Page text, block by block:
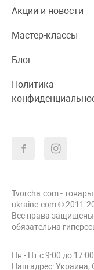
Акции и новости
Мастер-классы
Блог
Политика
Tvorcha.com -
ukraine.com © 2011-
Все права
обязательна
Пн - Пт с 9:00 до 17:00
Наш адрес: Украина,